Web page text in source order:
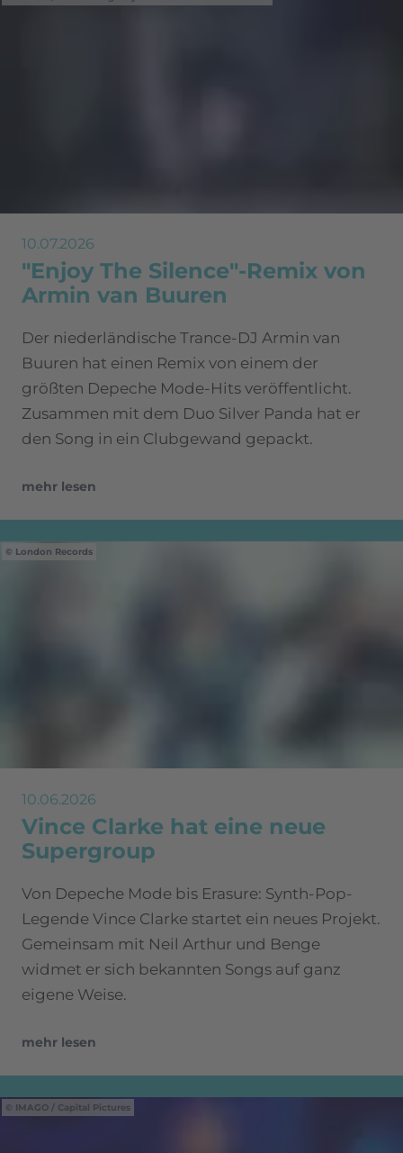
10.07.2026
"Enjoy The Silence"-Remix von
Armin van Buuren
Der niederländische Trance-DJ Armin van
Buuren hat einen Remix von einem der
größten Depeche Mode-Hits veröffentlicht.
Zusammen mit dem Duo Silver Panda hat er
den Song in ein Clubgewand gepackt.
mehr lesen
London Records
10.06.2026
Vince Clarke hat eine neue
Supergroup
Von Depeche Mode bis Erasure: Synth-Pop-
Legende Vince Clarke startet ein neues Projekt.
Gemeinsam mit Neil Arthur und Benge
widmet er sich bekannten Songs auf ganz
eigene Weise.
mehr lesen
IMAGO / Capital Pictures